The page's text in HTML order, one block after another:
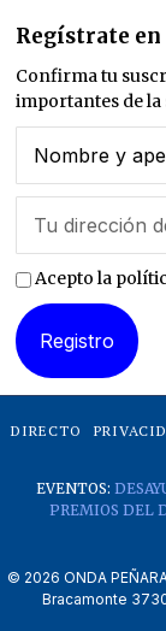
Regístrate
Confirma tu
importantes de la
Acepto la
DIRECTO
EVENTOS:
PREMIOS DEL
© 2026 ONDA
Bracamonte